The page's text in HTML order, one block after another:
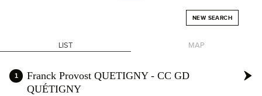
NEW SEARCH
LIST MAP
+
1
Franck Provost QUETIGNY - CC GD
QUÉTIGNY